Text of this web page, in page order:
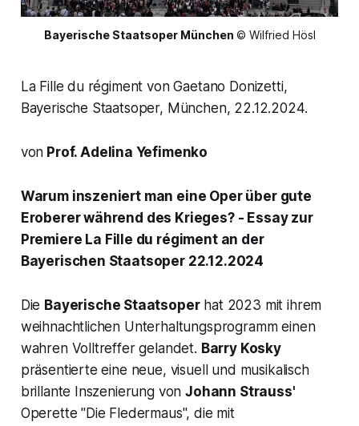
Bayerische Staatsoper München © Wilfried Hösl
La Fille du régiment von Gaetano Donizetti,
Bayerische Staatsoper, München, 22.12.2024.
von Prof. Adelina Yefimenko
Warum inszeniert man eine Oper über gute
Eroberer während des Krieges? - Essay zur
Premiere La Fille du régiment an der
Bayerischen Staatsoper 22.12.2024
Die Bayerische Staatsoperhat 2023 mit ihrem
weihnachtlichen Unterhaltungsprogramm einen
wahren Volltreffer gelandet. Barry Kosky
präsentierte eine neue, visuell und musikalisch
brillante Inszenierung vonJohann Strauss'
Operette "Die Fledermaus", die mit